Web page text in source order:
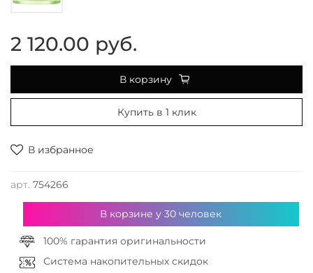
В избранное
арт. 754266
2 120.00 руб.
В корзину
Купить в 1 клик
В корзине у30 человек
100% гарантия оригинальности
Система накопительных скидок